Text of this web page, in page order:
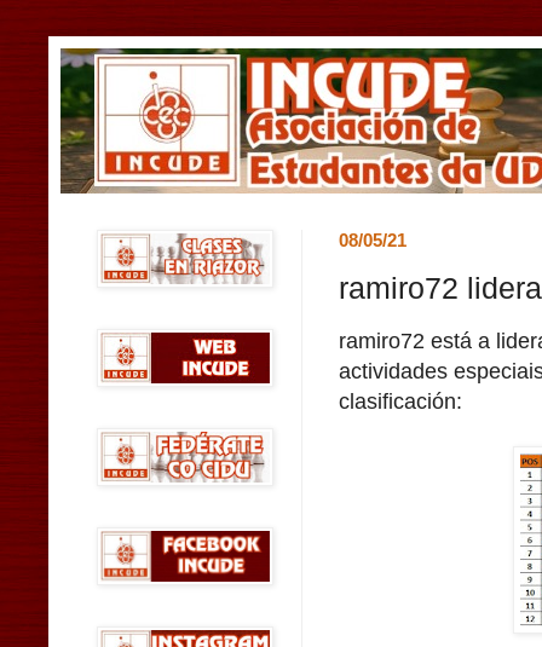
08/05/21
ramiro72
ramiro72 está a
actividades
clasificación: